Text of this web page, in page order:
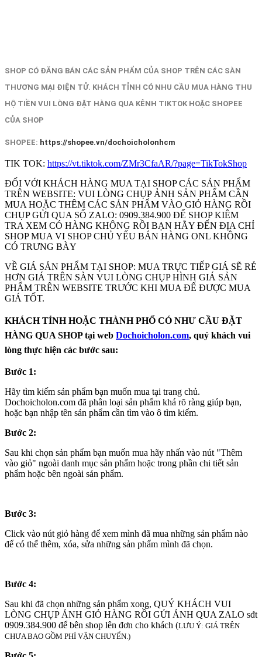
SHOP CÓ ĐĂNG BÁN CÁC SẢN PHẨM CỦA SHOP TRÊN CÁC SÀN
THƯƠNG MẠI ĐIỆN TỬ. KHÁCH TỈNH CÓ NHU CẦU MUA HÀNG THU
HỘ TIỀN VUI LÒNG ĐẶT HÀNG QUA KÊNH TIKTOK HOẶC SHOPEE
CỦA SHOP
SHOPEE: https://shopee.vn/dochoicholonhcm
TIK TOK: https://vt.tiktok.com/ZMr3CfaAR/?page=TikTokShop
ĐỐI VỚI KHÁCH HÀNG MUA TẠI SHOP CÁC SẢN PHẨM
TRÊN WEBSITE: VUI LÒNG CHỤP ẢNH SẢN PHẨM CẦN
MUA HOẶC THÊM CÁC SẢN PHẨM VÀO GIỎ HÀNG RỒI
CHỤP GỬI QUA SỐ ZALO: 0909.384.900 ĐỂ SHOP KIÊM
TRA XEM CÓ HÀNG KHÔNG RỒI BẠN HÃY ĐẾN ĐỊA CHỈ
SHOP MUA VI SHOP CHỦ YẾU BÁN HÀNG ONL KHÔNG
CÓ TRƯNG BÀY
VỀ GIÁ SẢN PHẨM TẠI SHOP: MUA TRỰC TIẾP GIÁ SẼ RẺ
HƠN GIÁ TRÊN SÀN VUI LÒNG CHỤP HÌNH GIÁ SẢN
PHẨM TRÊN WEBSITE TRƯỚC KHI MUA ĐẾ ĐƯỢC MUA
GIÁ TỐT.
KHÁCH TỈNH HOẶC THÀNH PHỐ CÓ NHƯ CẦU ĐẶT
HÀNG QUA SHOP tại web Dochoicholon.com, quý khách vui
lòng thực hiện các bước sau:
Bước 1:
Hãy tìm kiếm sản phẩm bạn muốn mua tại trang chủ.
Dochoicholon.com đã phân loại sản phẩm khá rõ ràng giúp bạn,
hoặc bạn nhập tên sản phẩm cần tìm vào ô tìm kiếm.
Bước 2:
Sau khi chọn sản phẩm bạn muốn mua hãy nhấn vào nút "Thêm
vào giỏ" ngoài danh mục sản phẩm hoặc trong phần chi tiết sản
phẩm hoặc bên ngoài sản phẩm.
Bước 3:
Click vào nút giỏ hàng để xem mình đã mua những sản phẩm nào
để có thể thêm, xóa, sửa những sản phẩm mình đã chọn.
Bước 4:
Sau khi đã chọn những sản phẩm xong, QUÝ KHÁCH VUI
LÒNG CHỤP ẢNH GIỎ HÀNG RỒI GỬI ẢNH QUA ZALO sđt
0909.384.900 để bên shop lên đơn cho khách (LƯU Ý: GIÁ TRÊN
CHƯA BAO GỒM PHÍ VẬN CHUYỂN.)